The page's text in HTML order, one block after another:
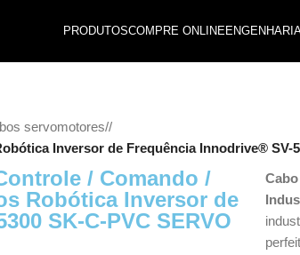
PRODUTOSCOMPRE ONLINE
servomotores/
Inversor de Frequência Innodrive® SV-
/ Comando /
Robótica Inversor de
SK-C-PVC SERVO